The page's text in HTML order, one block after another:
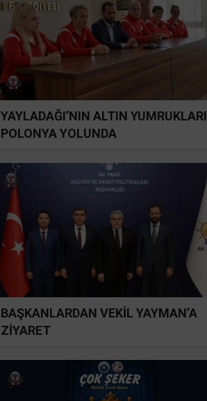
YAYLADAĞI’NIN ALTIN YUMRUKLARI
POLONYA YOLUNDA
BAŞKANLARDAN VEKİL YAYMAN’A
ZİYARET